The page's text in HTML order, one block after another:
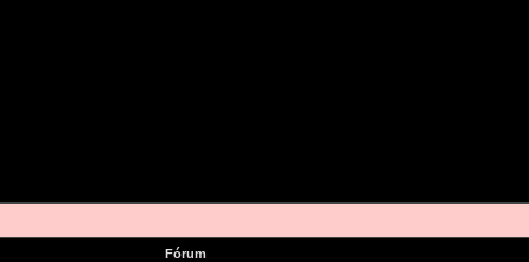
Fórum